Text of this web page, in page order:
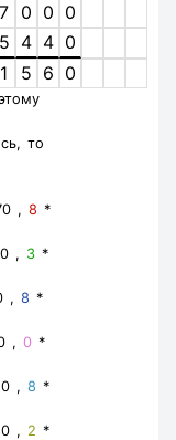
7 0 0 0
5 4 4 0
1
5 6 0
то
, 8 *
, 3*
, 8 *
, 0*
, 8 *
, 2 *